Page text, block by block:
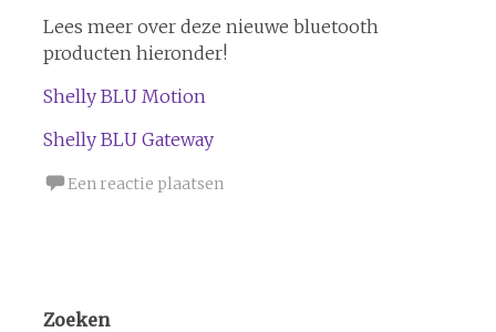
Lees meer over deze nieuwe bluetooth
producten hieronder!
Shelly BLU Motion
Shelly BLU Gateway
Een reactie plaatsen
Zoeken